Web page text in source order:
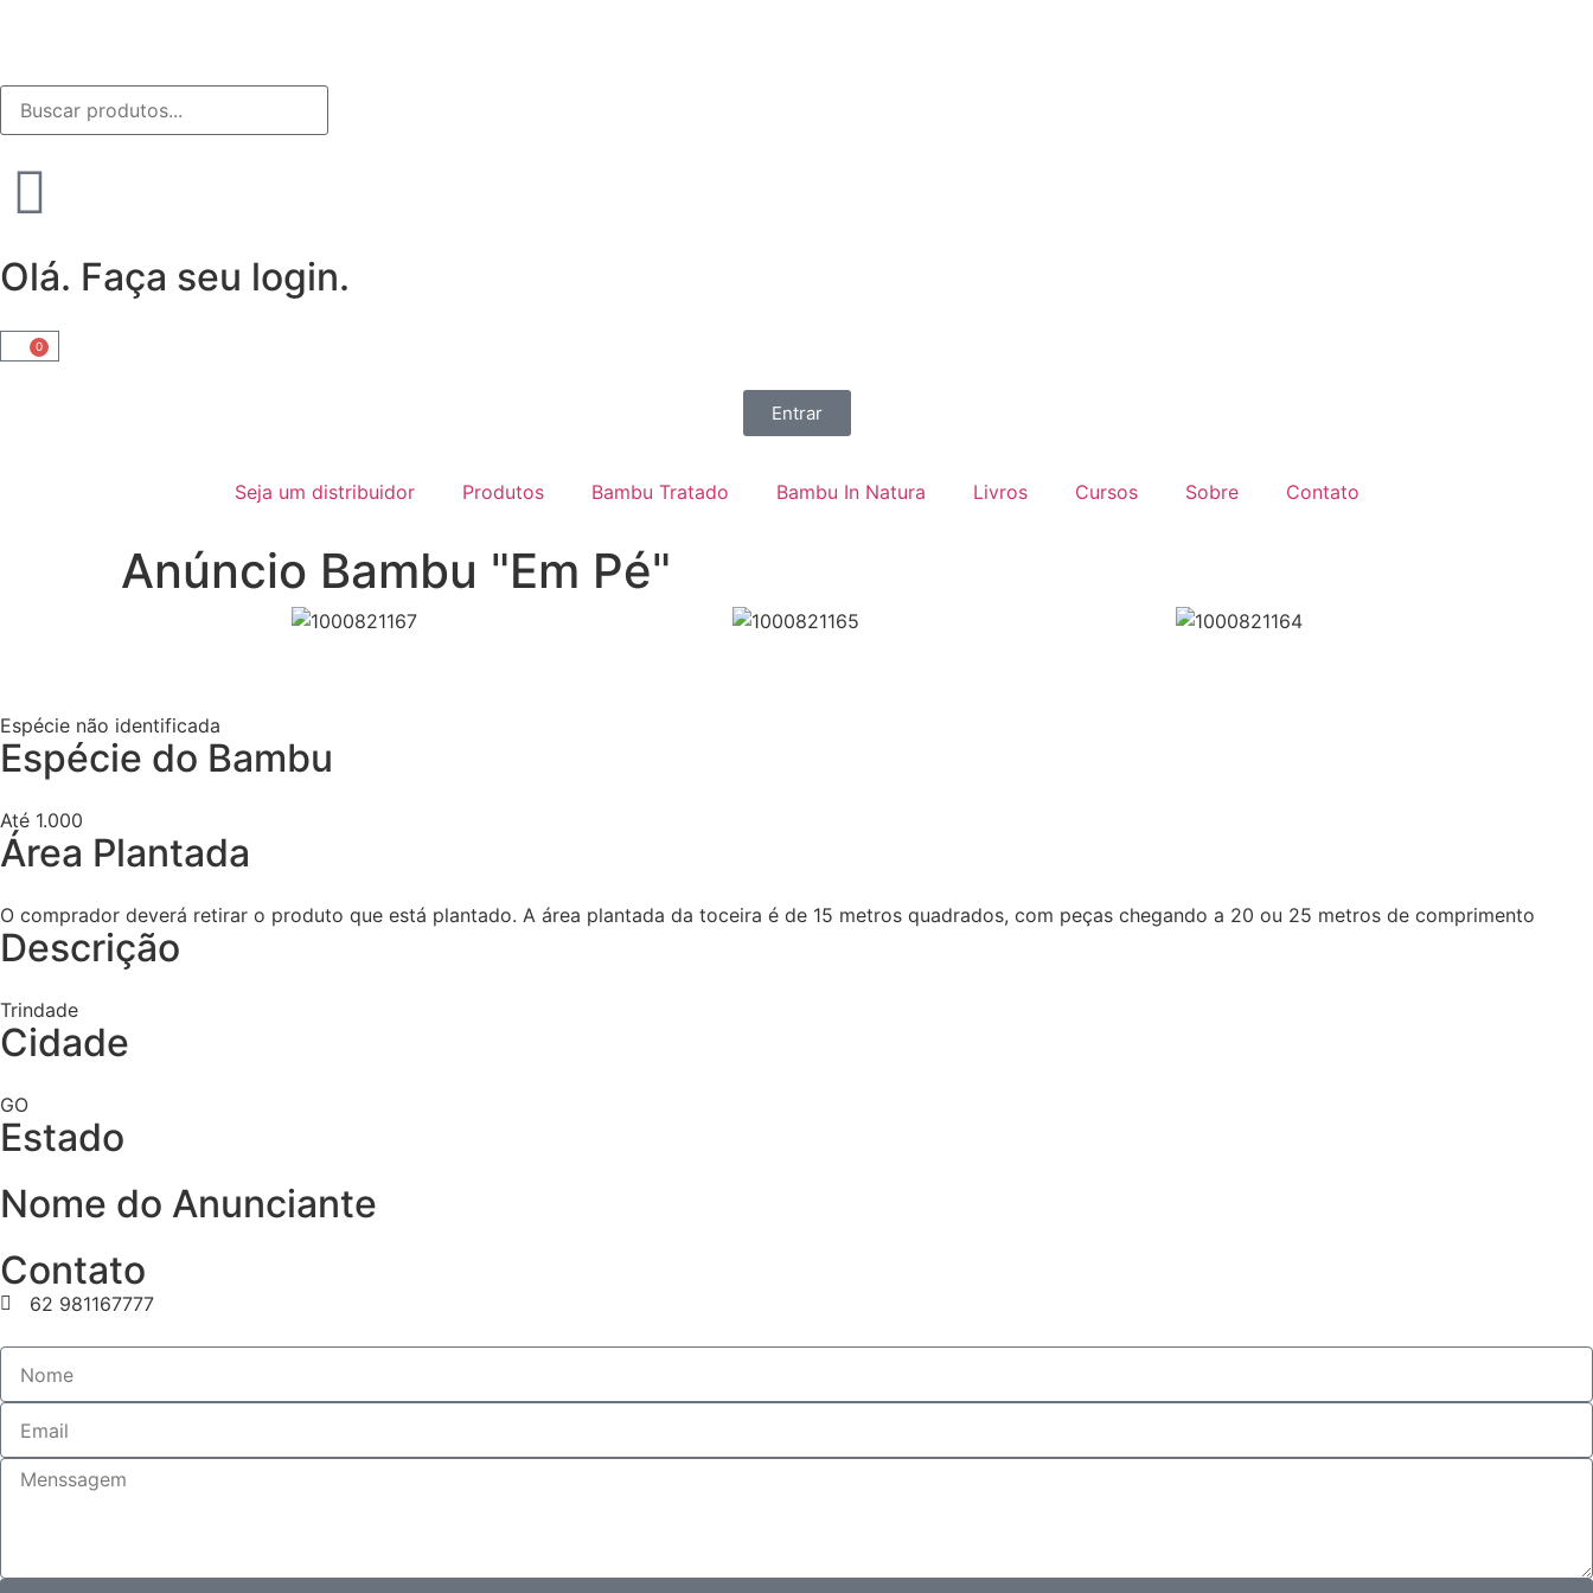
Olá. Faça seu login.
0
Entrar
Seja um distribuidor Produtos Bambu Tratado Bambu In Natura Livros Cursos Sobre Contato
Anúncio Bambu "Em Pé"
Espécie não identificada
Espécie do Bambu
Até 1.000
Área Plantada
O comprador deverá retirar o produto que está plantado. A área plantada da toceira é de 15 metros quadrados, com peças chegando a 20 ou 25 metros de comprimento
Descrição
Trindade
Cidade
GO
Estado
Nome do Anunciante
Contato
62 981167777